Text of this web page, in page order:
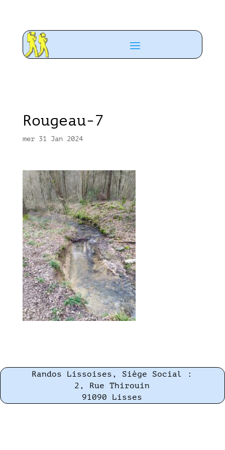
Rougeau-7
mer 31 Jan 2024
Randos Lissoises, Siège Social :
2, Rue Thirouin
91090 Lisses